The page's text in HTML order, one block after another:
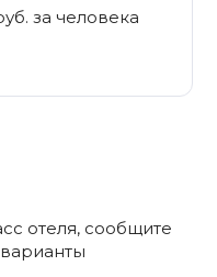
за человека
отеля, сообщите